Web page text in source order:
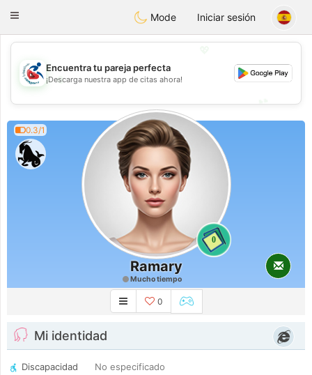
Handi Space
Toggle
Mode Iniciar sesión
💖
💕
Encuentra tu pareja perfecta
¡Descarga nuestra app de citas ahora!
0.3/1
0
Ramary
Mucho tiempo
0
Mi identidad
Discapacidad
No especificado